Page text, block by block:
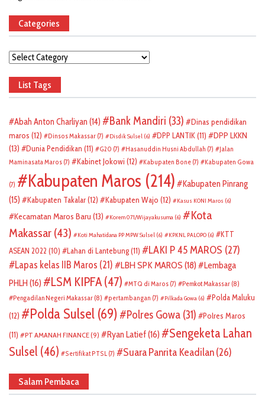
Categories
Categories
List Tags
Abah Anton Charliyan (14) Bank Mandiri (33)
Dinas pendidikan
maros (12) Dinsos Makassar (7) Disdik Sulsel (6) DPP LANTIK(11)
DPP LKKN
(13)
Dunia Pendidikan (11) G20 (7) Hasanuddin Husni Abdullah (7)
Jalan
Maminasata Maros (7) Kabinet Jokowi (12) Kabupaten Bone (7) Kabupaten Gowa
(7) Kabupaten Maros (214)
Kabupaten Pinrang
(15)
Kabupaten Takalar(12) Kabupaten Wajo (12) Kasus KONI Maros (6)
Kecamatan Maros Baru (13) Korem 071/Wijayakusuma (6)
Kota
Makassar (43) Koti Mahatidana PP MPW Sulsel (6) KPKNL PALOPO (6)
KTT
ASEAN 2022 (10) Lahan di Lantebung(11) LAKI P 45 MAROS (27)
Lapas kelas IIB Maros (21) LBH SPK MAROS (18)
Lembaga
PHLH (16) LSM KIPFA (47) MTQ di Maros (7) Pemkot Makassar (8)
Pengadilan Negeri Makassar (8) pertambangan (7) Pilkada Gowa (6)
Polda Maluku
(12)
Polda Sulsel (69) Polres Gowa (31)
Polres Maros
(11)
PT AMANAH FINANCE(9) Ryan Latief(16)
Sengeketa Lahan
Sulsel (46) Sertifikat PTSL (7) Suara Panrita Keadilan(26)
Salam Pembaca